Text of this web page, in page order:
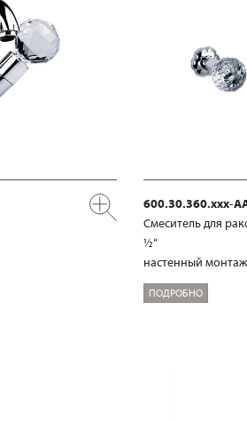
600.30.360.xxx-
Смеситель для
½“
настенный монтаж
ПОДРОБНО